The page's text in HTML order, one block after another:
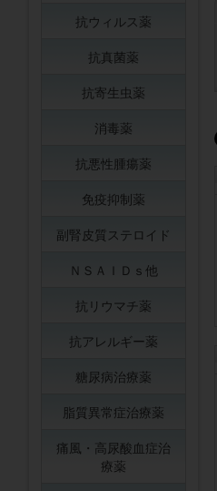
抗ウィルス薬
抗真菌薬
抗寄生虫薬
消毒薬
抗悪性腫瘍薬
免疫抑制薬
副腎皮質ステロイド
ＮＳＡＩＤｓ他
抗リウマチ薬
抗アレルギー薬
糖尿病治療薬
脂質異常症治療薬
痛風・高尿酸血症治
療薬